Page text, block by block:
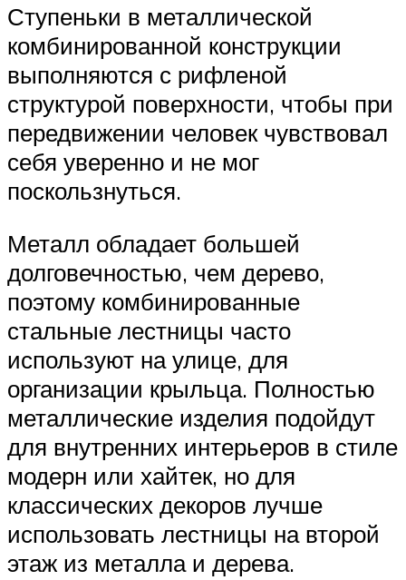
Ступеньки в металлической
комбинированной конструкции
выполняются с рифленой
структурой поверхности, чтобы при
передвижении человек чувствовал
себя уверенно и не мог
поскользнуться.
Металл обладает большей
долговечностью, чем дерево,
поэтому комбинированные
стальные лестницы часто
используют на улице, для
организации крыльца. Полностью
металлические изделия подойдут
для внутренних интерьеров в стиле
модерн или хайтек, но для
классических декоров лучше
использовать лестницы на второй
этаж из металла и дерева.